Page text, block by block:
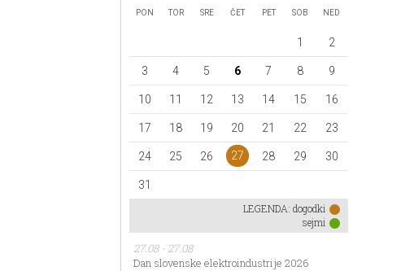
PON TOR SRE ČET PET SOB NED
1 2
3 4 5 6 7 8 9
10 11 12 13 14 15 16
17 18 19 20 21 22 23
24 25 26 27 28 29 30
31
LEGENDA: dogodki
sejmi
27.08 - 27.08
Dan slovenske elektroindustrije 2026